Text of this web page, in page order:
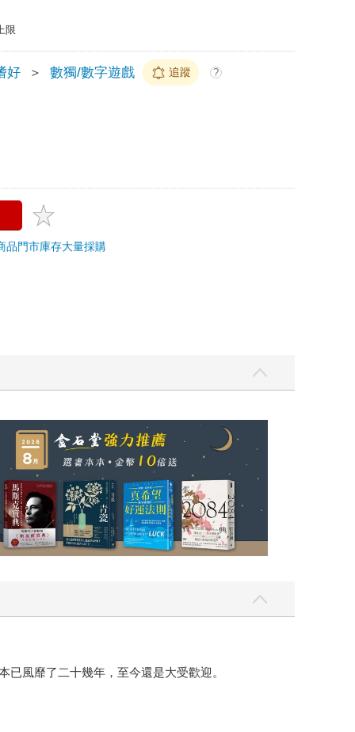
限
好 ＞ 數獨/數字遊戲 追蹤 ?
品門市庫存大量採購
風靡了二十幾年，至今還是大受歡迎。